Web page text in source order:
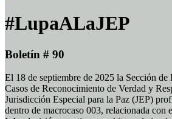
#LupaALaJEP
Boletín # 90
El 18 de septiembre de 2025 la Sección de
Casos de Reconocimiento de Verdad y
Jurisdicción Especial para la Paz (JEP)
dentro de macrocaso 003, relacionada con